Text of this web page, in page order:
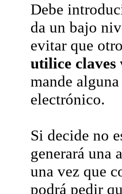
Debe
da un bajo
evitar que
utilice claves
mande
electrónico.
Si decide no
generará una
una vez que
podrá pedir